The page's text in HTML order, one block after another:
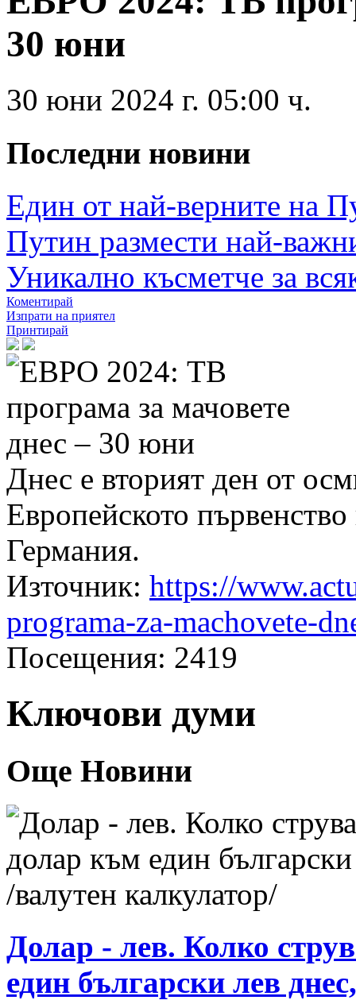
30 юни
30 юни 2024 г. 05:00 ч.
Последни новини
Един от най-верните на
Путин размести най-
Уникално късметче за
Коментирай
Изпрати на приятел
Принтирай
Днес е вторият ден от
Европейското
Германия.
Източник: https://
programa-za-machovete-
Посещения: 2419
Ключови думи
Още Новини
Долар - лев. Колко
един български лев